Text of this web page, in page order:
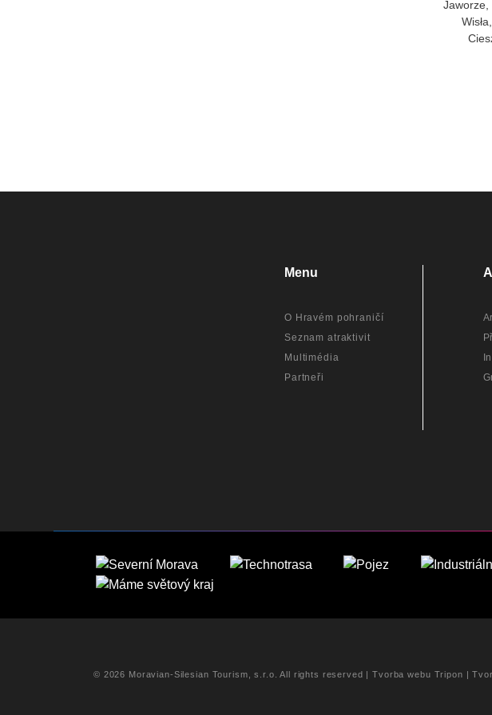
Jaworze,
Menu
O Hravém pohraničí
Seznam atraktivit
Multimédia
Partneři
© 2026 Moravian-Silesian Tourism, s.r.o. All rights reserved |Tvorba webu Tripon |